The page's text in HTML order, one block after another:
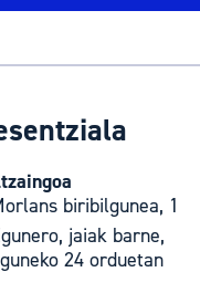
Izapideen katalogoa
Tramitaziorako laguntza
biribilgunea, 1
jaiak barne,
24 orduetan